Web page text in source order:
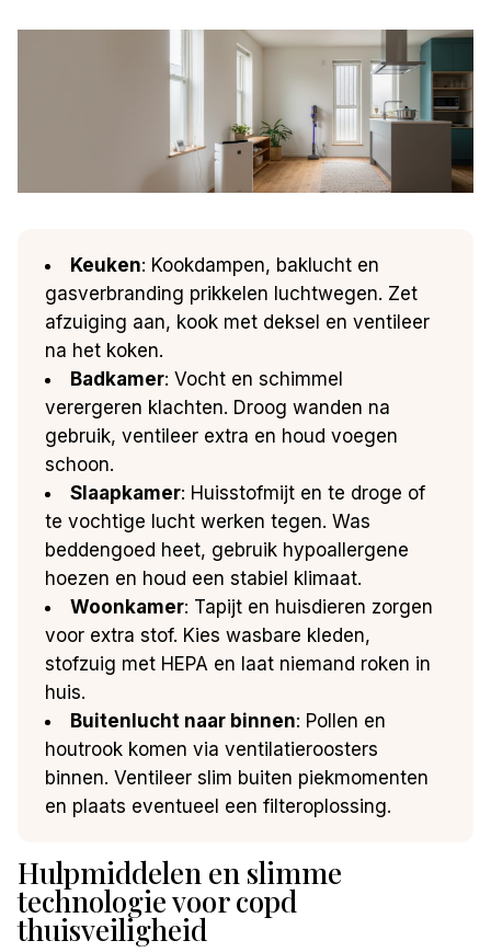
Keuken: Kookdampen, baklucht en
gasverbranding prikkelen luchtwegen. Zet
afzuiging aan, kook met deksel en ventileer
na het koken.
Badkamer: Vocht en schimmel
verergeren klachten. Droog wanden na
gebruik, ventileer extra en houd voegen
schoon.
Slaapkamer: Huisstofmijt en te droge of
te vochtige lucht werken tegen. Was
beddengoed heet, gebruik hypoallergene
hoezen en houd een stabiel klimaat.
Woonkamer: Tapijt en huisdieren zorgen
voor extra stof. Kies wasbare kleden,
stofzuig met HEPA en laat niemand roken in
huis.
Buitenlucht naar binnen: Pollen en
houtrook komen via ventilatieroosters
binnen. Ventileer slim buiten piekmomenten
en plaats eventueel een filteroplossing.
Hulpmiddelen en slimme
technologie voor copd
thuisveiligheid